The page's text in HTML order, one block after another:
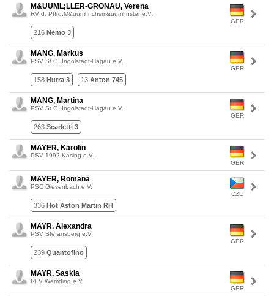
GER
M&UUML;LLER-GRONAU, Verena
RV d. Pffrd.M&uuml;nchsm&uuml;nster e.V.
216 Nemo J
GER
MANG, Markus
PSV St.G. Ingolstadt-Hagau e.V.
158 Hurra 3 13 Anton 745
GER
MANG, Martina
PSV St.G. Ingolstadt-Hagau e.V.
263 Scarletti 3
GER
MAYER, Karolin
PSV 1992 Kasing e.V.
CZE
MAYER, Romana
PSC Giesenbach e.V.
336 Hot Aston Martin RH
GER
MAYR, Alexandra
PSV Stefansberg e.V.
239 Quantofino
GER
MAYR, Saskia
RFV Wemding e.V.